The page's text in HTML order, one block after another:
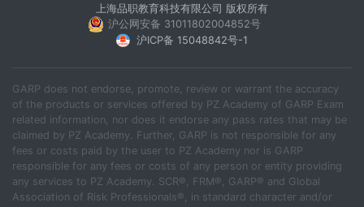
沪公网安备 31011802004852号
沪ICP备 15048842号-1
上海品职教育科技有限公司 版权所有
GARP does not endorse, promote, review or warrant the accuracy
of the products or services offered by PZ Academy of GARP Exam
related information, nor does it endorse any pass rates that may be
claimed by PZ Academy. Further, GARP is not responsible for any
fees or costs paid by the user to PZ Academy nor is GARP
responsible for any fees or costs of any person or entity providing
any services to PZ Academy. SCR®, FRM®, GARP® and Global
Association of Risk Professionals®, in standard character and/or